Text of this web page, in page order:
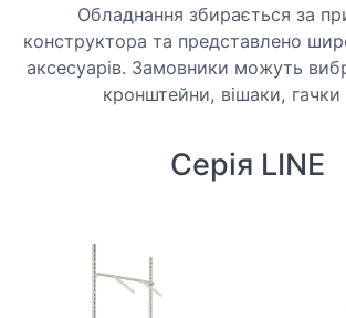
Обладнання збирається за
конструктора та представлено
аксесуарів. Замовники можуть
кронштейни, вішаки,
Серія LINE